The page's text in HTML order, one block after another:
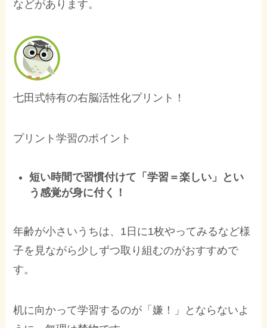
などがあります。
七田式特有の右脳活性化プリント！
プリント学習のポイント
短い時間で習慣付けて「学習＝楽しい」とい
う感覚が身に付く！
年齢が小さいうちは、1日に1枚やってみるなど様
子を見ながら少しずつ取り組むのがおすすめで
す。
机に向かって学習するのが「嫌！」とならないよ